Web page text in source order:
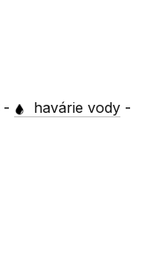
- havárie vody -